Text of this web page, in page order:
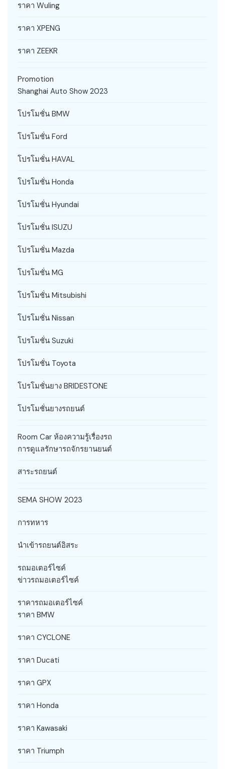
ราคา Wuling
ราคา XPENG
ราคา ZEEKR
Promotion
Shanghai Auto Show 2023
โปรโมชั่น BMW
โปรโมชั่น Ford
โปรโมชั่น HAVAL
โปรโมชั่น Honda
โปรโมชั่น Hyundai
โปรโมชั่น ISUZU
โปรโมชั่น Mazda
โปรโมชั่น MG
โปรโมชั่น Mitsubishi
โปรโมชั่น Nissan
โปรโมชั่น Suzuki
โปรโมชั่น Toyota
โปรโมชั่นยาง BRIDESTONE
โปรโมชั่นยางรถยนต์
Room Car ห้องความรู้เรื่องรถ
การดูแลรักษารถจักรยานยนต์
สาระรถยนต์
SEMA SHOW 2023
การทหาร
นำเข้ารถยนต์อิสระ
รถมอเตอร์ไซค์
ข่าวรถมอเตอร์ไซค์
ราคารถมอเตอร์ไซค์
ราคา BMW
ราคา CYCLONE
ราคา Ducati
ราคา GPX
ราคา Honda
ราคา Kawasaki
ราคา Triumph